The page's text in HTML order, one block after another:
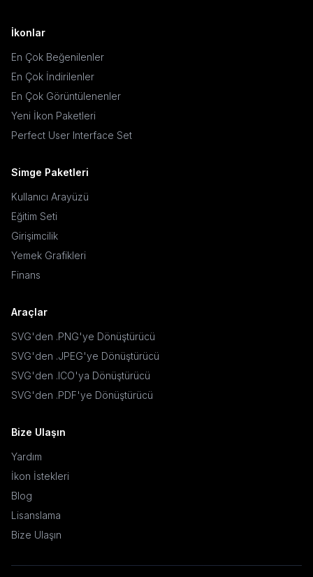
İkonlar
En Çok Beğenilenler
En Çok İndirilenler
En Çok Görüntülenenler
Yeni İkon Paketleri
Perfect User Interface Set
Simge Paketleri
Kullanıcı Arayüzü
Eğitim Seti
Girişimcilik
Yemek Grafikleri
Finans
Araçlar
SVG'den .PNG'ye Dönüştürücü
SVG'den .JPEG'ye Dönüştürücü
SVG'den .ICO'ya Dönüştürücü
SVG'den .PDF'ye Dönüştürücü
Bize Ulaşın
Yardım
İkon İstekleri
Blog
Lisanslama
Bize Ulaşın